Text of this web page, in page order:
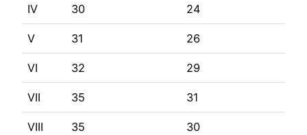
IV 30 24
V 31 26
VI 32 29
VII 35 31
VIII 35 30